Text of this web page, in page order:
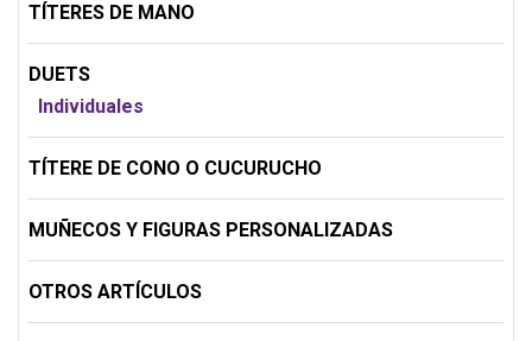
TÍTERES DE MANO
DUETS
Individuales
TÍTERE DE CONO O CUCURUCHO
MUÑECOS Y FIGURAS PERSONALIZADAS
OTROS ARTÍCULOS